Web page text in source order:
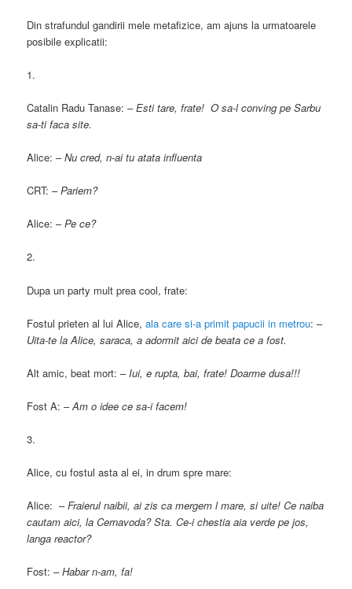
Din strafundul gandirii mele metafizice, am ajuns la urmatoarele
posibile explicatii:
1.
Catalin Radu Tanase: –Esti tare, frate! O sa-l conving pe Sarbu
sa-ti faca site.
Alice: –Nu cred, n-ai tu atata influenta
CRT: –Pariem?
Alice: –Pe ce?
2.
Dupa un party mult prea cool, frate:
Fostul prieten al lui Alice,ala care si-a primit papucii in metrou: –
Uita-te la Alice, saraca, a adormit aici de beata ce a fost.
Alt amic, beat mort: –Iui, e rupta, bai, frate! Doarme dusa!!!
Fost A: –Am o idee ce sa-i facem!
3.
Alice, cu fostul asta al ei, in drum spre mare:
Alice: –Fraierul naibii, ai zis ca mergem l mare, si uite! Ce naiba
cautam aici, la Cernavoda? Sta. Ce-i chestia aia verde pe jos,
langa reactor?
Fost: –Habar n-am, fa!